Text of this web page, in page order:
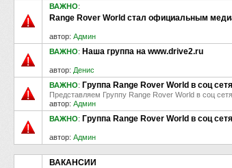
ВАЖНО:
Range Rover World стал официальным
автор: Админ
ВАЖНО: Наша группа на www.drive2.ru
автор: Денис
ВАЖНО: Группа Range Rover World в соц
Представляем Группу Range Rover World в соц
автор: Админ
ВАЖНО: Группа Range Rover World в соц
автор: Админ
ВАКАНСИИ